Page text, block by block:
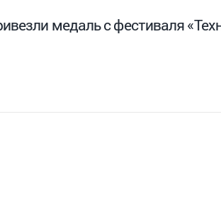
медаль с фестиваля